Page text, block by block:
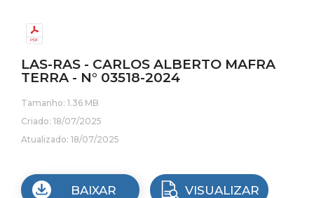
LAS-RAS - CARLOS ALBERTO MAFRA
TERRA - N° 03518-2024
Tamanho: 1.36 MB
Criado: 18/07/2025
Atualizado: 18/07/2025
BAIXAR VISUALIZAR